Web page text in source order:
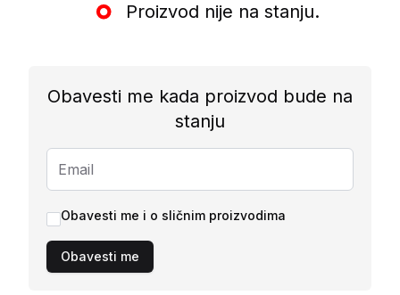
Proizvod nije na stanju.
Obavesti me kada proizvod bude na
stanju
Obavesti me i o sličnim proizvodima
Obavesti me